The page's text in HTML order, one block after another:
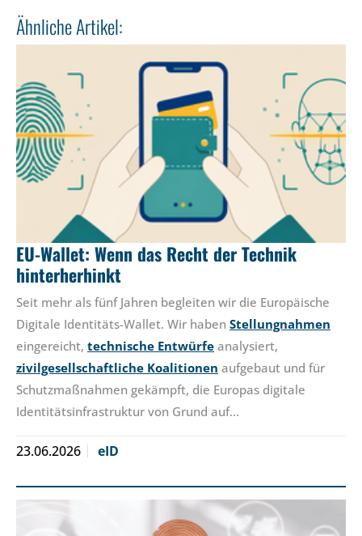
Ähnliche Artikel:
EU-Wallet: Wenn das Recht der Technik
hinterherhinkt
Seit mehr als fünf Jahren begleiten wir die Europäische
Digitale Identitäts-Wallet. Wir haben Stellungnahmen
eingereicht, technische Entwürfe analysiert,
zivilgesellschaftliche Koalitionen aufgebaut und für
Schutzmaßnahmen gekämpft, die Europas digitale
Identitätsinfrastruktur von Grund auf…
23.06.2026 eID